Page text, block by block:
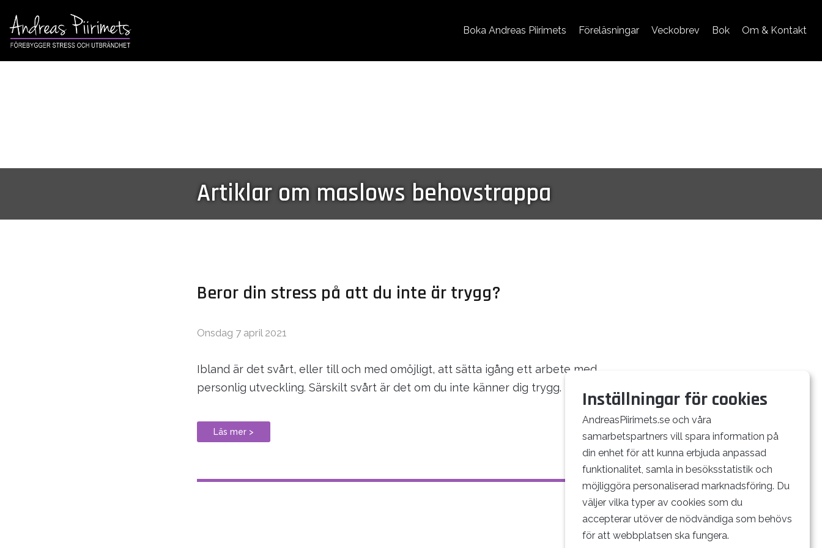
Boka Andreas Piirimets Föreläsningar Veckobrev Bok Om & Kontakt
Artiklar om maslows behovstrappa
Beror din stress på att du inte är trygg?
Onsdag 7 april 2021
Ibland är det svårt, eller till och med omöjligt, att sätta igång ett arbete med
personlig utveckling. Särskilt svårt är det om du inte känner dig trygg.
Läs mer >
Inställningar för cookies
AndreasPiirimets.se och våra
samarbetspartners vill spara information på
din enhet för att kunna erbjuda anpassad
funktionalitet, samla in besöksstatistik och
möjliggöra personaliserad marknadsföring. Du
väljer vilka typer av cookies som du
accepterar utöver de nödvändiga som behövs
för att webbplatsen ska fungera.